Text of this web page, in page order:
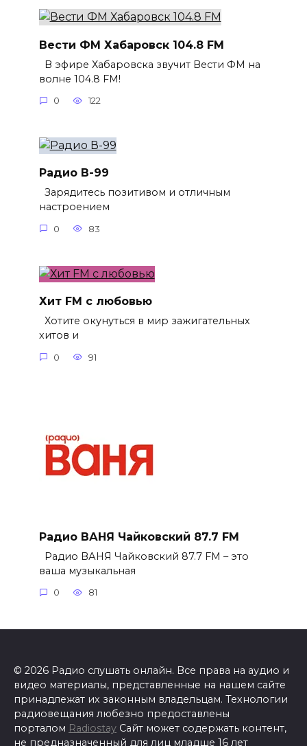
Вести ФМ Хабаровск 104.8 FM
В эфире Хабаровска звучит Вести ФМ на
волне 104.8 FM!
0 122
Радио В-99
Зарядитесь позитивом и отличным
настроением
0 83
Хит FM с любовью
Хотите окунуться в мир зажигательных
хитов и
0 91
Радио ВАНЯ Чайковский 87.7 FM
Радио ВАНЯ Чайковский 87.7 FM – это
ваша музыкальная
0 81
© 2026 Радио слушать онлайн. Все права на аудио и
видео материалы, представленные на нашем сайте
принадлежат их законным владельцам. Технологии
радиовещания любезно предоставлены
порталом Radiostay Сайт может содержать контент,
не предназначенный для лиц младше 16 лет